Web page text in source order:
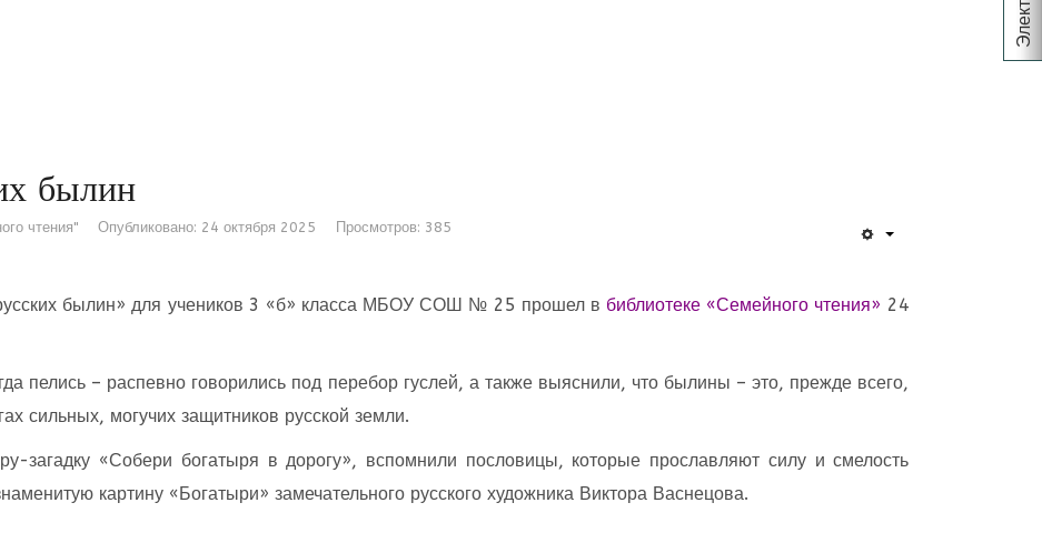
былин
чтения" Опубликовано: 24 октября 2025 Просмотров: 385
былин» для учеников 3 «б» класса МБОУ СОШ № 25 прошел в библиотеке «Семейного чтения» 24
пелись – распевно говорились под перебор гуслей, а также выяснили, что былины – это, прежде всего,
сильных, могучих защитников русской земли.
загадку «Собери богатыря в дорогу», вспомнили пословицы, которые прославляют силу и смелость
картину «Богатыри» замечательного русского художника Виктора Васнецова.